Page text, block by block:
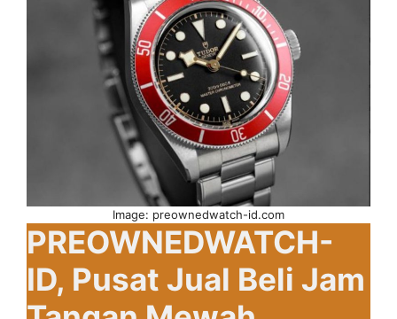
Image: preownedwatch-id.com
PREOWNEDWATCH-
ID, Pusat Jual Beli Jam